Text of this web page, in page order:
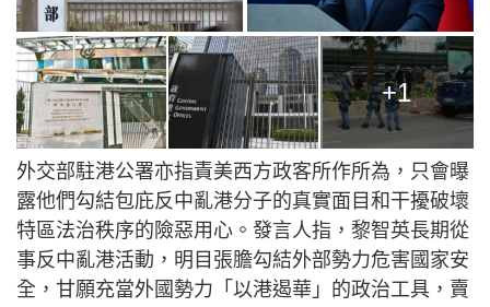
+1
外交部駐港公署亦指責美西方政客所作所為，只會曝
露他們勾結包庇反中亂港分子的真實面目和干擾破壞
特區法治秩序的險惡用心。發言人指，黎智英長期從
事反中亂港活動，明目張膽勾結外部勢力危害國家安
全，甘願充當外國勢力「以港遏華」的政治工具，賣